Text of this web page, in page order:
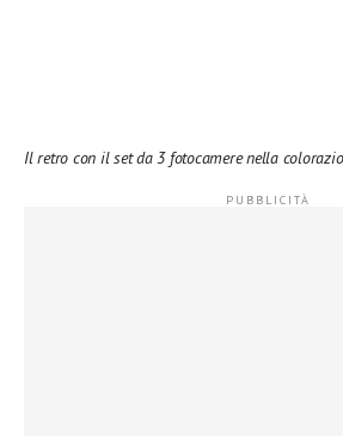
Il retro con il set da 3 fotocamere nella